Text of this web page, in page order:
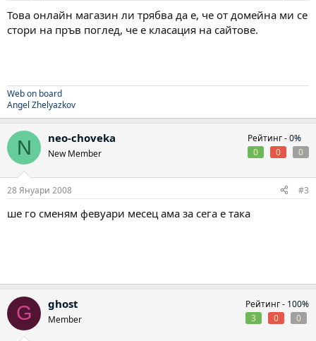
Това онлайн магазин ли трябва да е, че от домейна ми се
стори на пръв поглед, че е класация на сайтове.
Web on board
Angel Zhelyazkov
N neo-choveka
New Member
Рейтинг -0%
0
0 0
28 Януари 2008 #3
ше го сменям февуари месец ама за сега е така
G ghost
Member
Рейтинг - 100%
3
0 0